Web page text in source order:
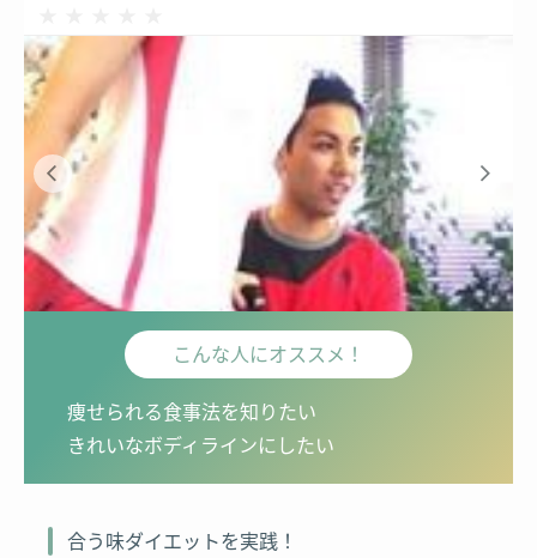
こんな人にオススメ！
痩せられる食事法を知りたい
きれいなボディラインにしたい
合う味ダイエットを実践！